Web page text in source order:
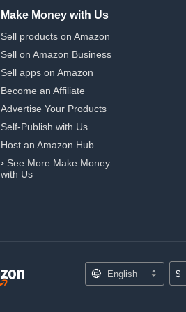
Make Money with Us
Sell products on Amazon
Sell on Amazon Business
Sell apps on Amazon
Become an Affiliate
Advertise Your Products
Self-Publish with Us
Host an Amazon Hub
› See More Make Money
with Us
English $